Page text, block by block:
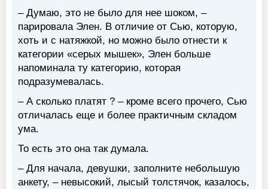
– Думаю, это не было для нее шоком, –
парировала Элен. В отличие от Сью, которую,
хоть и с натяжкой, но можно было отнести к
категории «серых мышек», Элен больше
напоминала ту категорию, которая
подразумевалась.
– А сколько платят ? – кроме всего прочего, Сью
отличалась еще и более практичным складом
ума.
То есть это она так думала.
– Для начала, девушки, заполните небольшую
анкету, – невысокий, лысый толстячок, казалось,